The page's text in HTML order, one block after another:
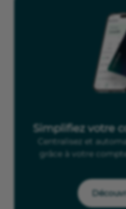
Simplifiez votre
Centralisez et
grâce à votre